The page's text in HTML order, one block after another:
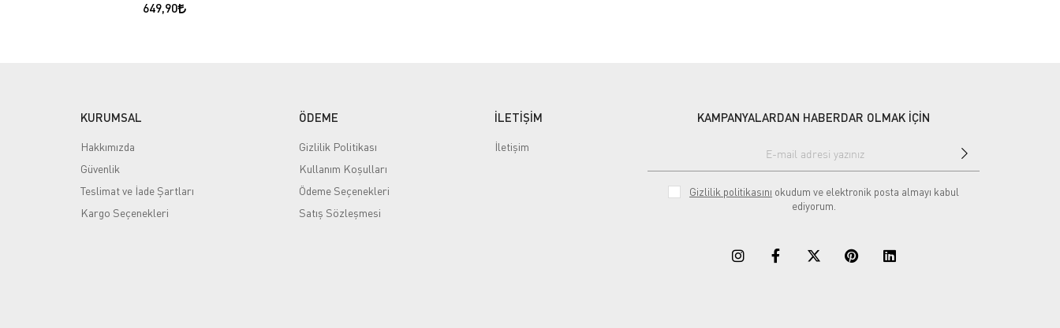
649,90
KURUMSAL
Hakkımızda
Güvenlik
Teslimat ve İade Şartları
Kargo Seçenekleri
ÖDEME
Gizlilik Politikası
Kullanım Koşulları
Ödeme Seçenekleri
Satış Sözleşmesi
İLETİŞİM
İletişim
KAMPANYALARDAN HABERDAR OLMAK İÇİN
Gizlilik politikasını okudum ve elektronik posta almayı kabul
ediyorum.